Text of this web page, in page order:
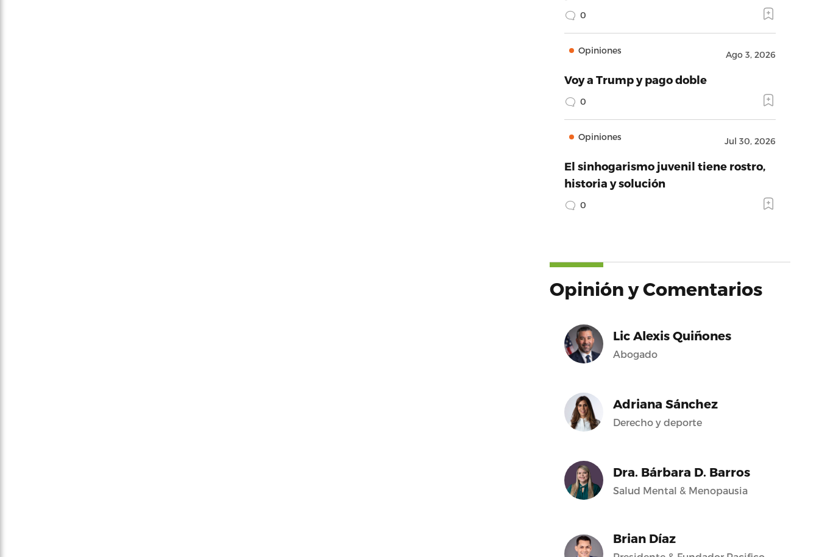
0
Opiniones Ago 3, 2026
Voy a Trump y pago doble
0
Opiniones Jul 30, 2026
El sinhogarismo juvenil tiene rostro,
historia y solución
0
Opinión y Comentarios
Lic Alexis Quiñones
Abogado
Adriana Sánchez
Derecho y deporte
Dra. Bárbara D. Barros
Salud Mental & Menopausia
Brian Díaz